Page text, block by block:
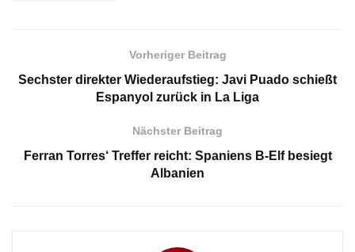
Vorheriger Beitrag
Sechster direkter Wiederaufstieg: Javi Puado schießt
Espanyol zurück in La Liga
Nächster Beitrag
Ferran Torres‘ Treffer reicht: Spaniens B-Elf besiegt
Albanien